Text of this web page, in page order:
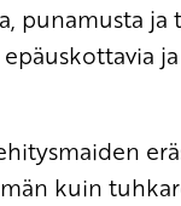
punamusta
ja
kuin